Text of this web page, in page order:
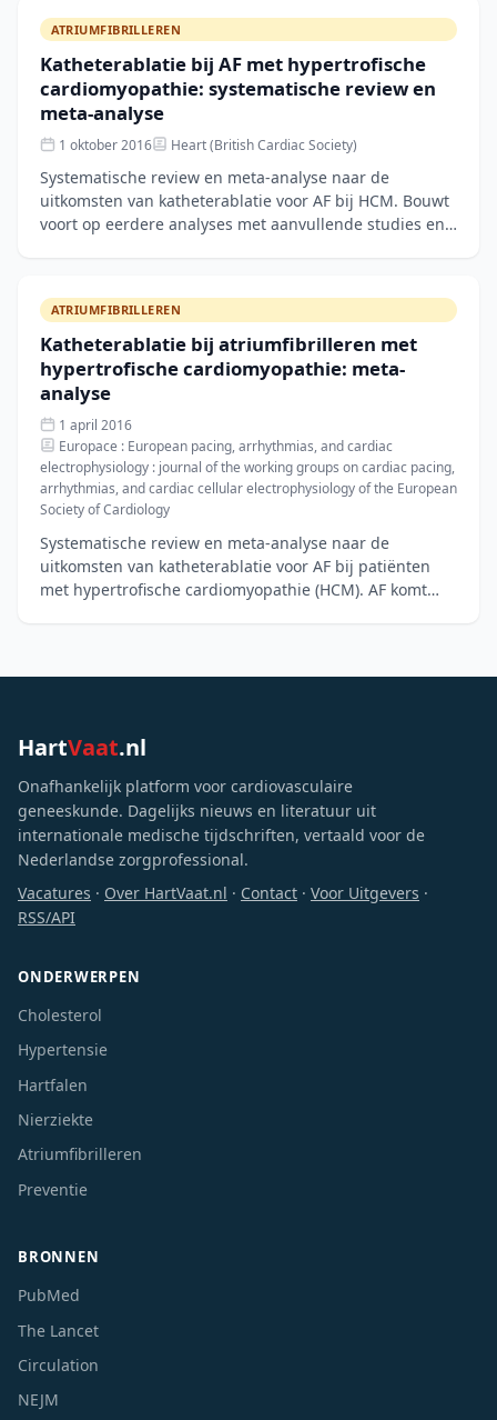
ATRIUMFIBRILLEREN
Katheterablatie bij AF met hypertrofische
cardiomyopathie: systematische review en
meta-analyse
1 oktober 2016 Heart (British Cardiac Society)
Systematische review en meta-analyse naar de
uitkomsten van katheterablatie voor AF bij HCM. Bouwt
voort op eerdere analyses met aanvullende studies en
ATRIUMFIBRILLEREN
Katheterablatie bij atriumfibrilleren met
hypertrofische cardiomyopathie: meta-
analyse
1 april 2016
Europace : European pacing, arrhythmias, and cardiac
electrophysiology : journal of the working groups on cardiac pacing,
arrhythmias, and cardiac cellular electrophysiology of the European
Society of Cardiology
Systematische review en meta-analyse naar de
uitkomsten van katheterablatie voor AF bij patiënten
met hypertrofische cardiomyopathie (HCM). AF komt
HartVaat.nl
Onafhankelijk platform voor cardiovasculaire
geneeskunde. Dagelijks nieuws en literatuur uit
internationale medische tijdschriften, vertaald voor de
Nederlandse zorgprofessional.
Vacatures · Over HartVaat.nl · Contact · Voor Uitgevers ·
RSS/API
ONDERWERPEN
Cholesterol
Hypertensie
Hartfalen
Nierziekte
Atriumfibrilleren
Preventie
BRONNEN
PubMed
The Lancet
Circulation
NEJM